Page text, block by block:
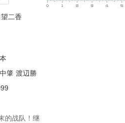
二香
肇 渡辺勝
長石多可男
的战队！继